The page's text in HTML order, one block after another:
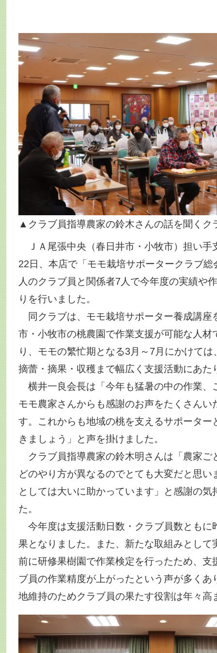
▲クラブ員指導農家の鈴木さんの話を聞くク
ＪＡ尾張中央（春日井市・小牧市）担い手
22日、本店で「モモ栽培サポータークラブ総
人のクラブ員と関係者7人で今年度の実績や
りを行いました。
同クラブは、モモ栽培サポーター養成講座
市・小牧市の桃農園で作業支援が可能な人材
り、モモの繁忙期となる3月～7月にかけて
摘蕾・摘果・収穫まで幅広く支援活動にあた
横井一良会長は「今年も猛暑の中の作業、
モモ農家さんからも感謝のお声をたくさんい
す。これからも地域の桃を支えるサポーター
きましょう」と声を掛けました。
クラブ員指導農家の鈴木明さんは「農家ご
どのやり方が異なるのでとても大変だと思い
としては大いに助かっています」と感謝の気
た。
今年度は支援活動日数・クラブ員数ともに
果となりました。また、新たな取組みとして
前に研修果樹園で作業検定を行ったため、支
ブ員の作業精度が上がったという声が多くあ
地維持のためクラブ員の果たす役割は年々高